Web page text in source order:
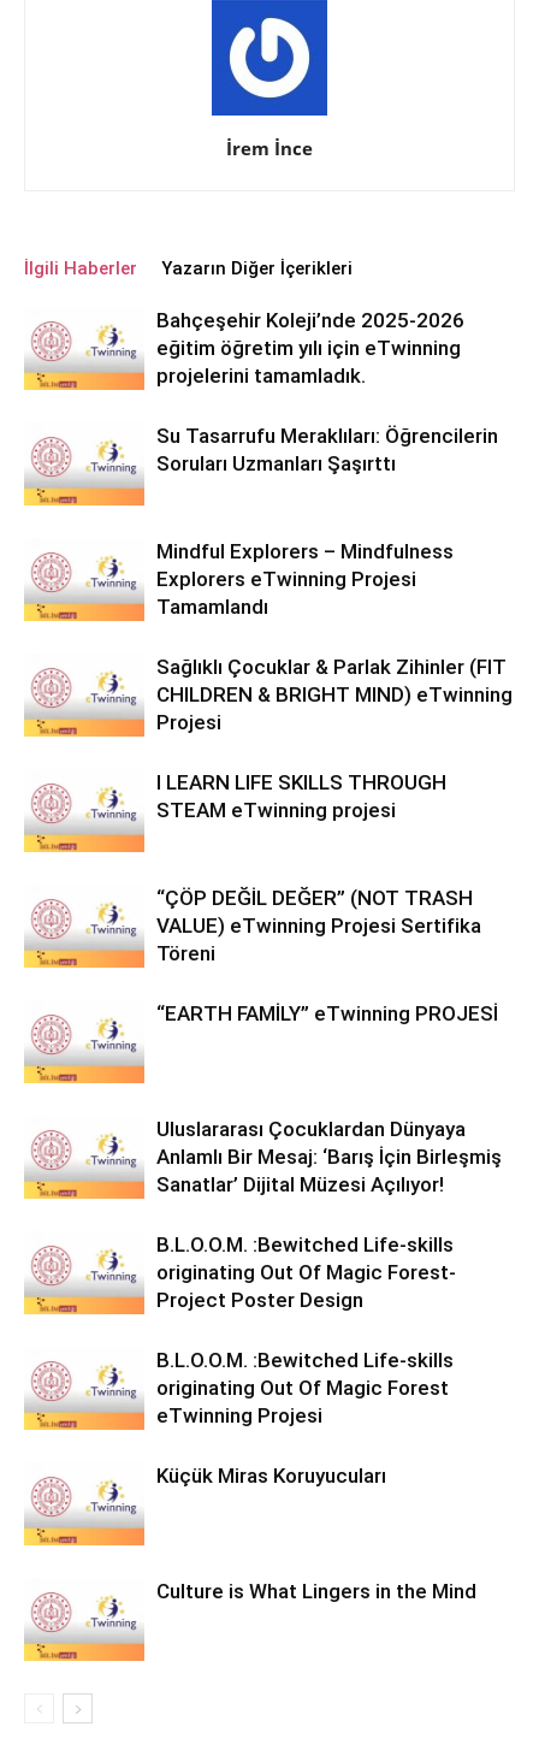
İrem İnce
İlgili Haberler Yazarın Diğer İçerikleri
Bahçeşehir Koleji’nde 2025-2026
eğitim öğretim yılı için eTwinning
projelerini tamamladık.
Su Tasarrufu Meraklıları: Öğrencilerin
Soruları Uzmanları Şaşırttı
Mindful Explorers – Mindfulness
Explorers eTwinning Projesi
Tamamlandı
Sağlıklı Çocuklar & Parlak Zihinler (FIT
CHILDREN & BRIGHT MIND) eTwinning
Projesi
I LEARN LIFE SKILLS THROUGH
STEAM eTwinning projesi
“ÇÖP DEĞİL DEĞER” (NOT TRASH
VALUE) eTwinning Projesi Sertifika
Töreni
“EARTH FAMİLY” eTwinning PROJESİ
Uluslararası Çocuklardan Dünyaya
Anlamlı Bir Mesaj: ‘Barış İçin Birleşmiş
Sanatlar’ Dijital Müzesi Açılıyor!
B.L.O.O.M. :Bewitched Life-skills
originating Out Of Magic Forest-
Project Poster Design
B.L.O.O.M. :Bewitched Life-skills
originating Out Of Magic Forest
eTwinning Projesi
Küçük Miras Koruyucuları
Culture is What Lingers in the Mind